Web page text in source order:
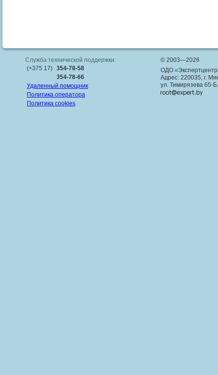
Служба технической поддержки:
(+375 17) 354-78-58
354-78-66
Удаленный помощник
Политика оператора
Политика cookies
© 2003—2026
ОДО
Адрес: 220035, г.
ул. Тимирязева 65-